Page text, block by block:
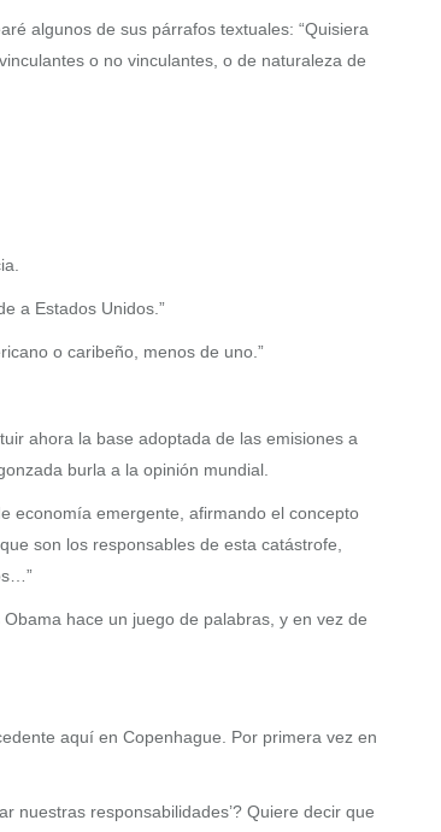
algunos de sus párrafos textuales: “Quisiera
o no vinculantes, o de naturaleza de
a Estados Unidos.”
o caribeño, menos de uno.”
ahora la base adoptada de las emisiones a
burla a la opinión mundial.
economía emergente, afirmando el concepto
son los responsables de esta catástrofe,
hace un juego de palabras, y en vez de
aquí en Copenhague. Por primera vez en
nuestras responsabilidades’? Quiere decir que